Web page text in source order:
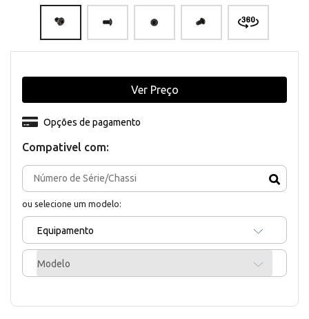
Compativel com:
ou selecione um modelo:
Equipamento
Modelo
Opções de pagamento
Ver Preço